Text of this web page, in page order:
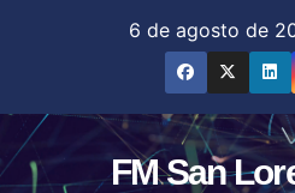
6 de agosto de
FM San